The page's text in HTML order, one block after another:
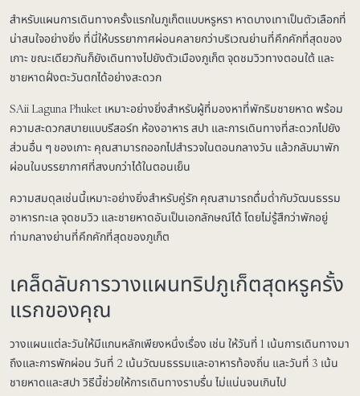
สำหรับแผนการเดินทางครั้งแรกในภูเก็ตแบบหรูหรา หาดบางเทาเป็นตัวเลือกที่
น่าสนใจอย่างยิ่ง ที่นี่ให้บรรยากาศผ่อนคลายกว่าบริเวณย่านที่คึกคักที่สุดของ
เกาะ ขณะเดียวกันก็ยังเดินทางไปยังตัวเมืองภูเก็ต จุดชมวิวทางตอนใต้ และ
ชายหาดฝั่งตะวันตกได้อย่างสะดวก
SAii Laguna Phuket เหมาะอย่างยิ่งสำหรับผู้ที่มองหาที่พักริมชายหาด พร้อม
ความสะดวกสบายแบบรีสอร์ท ห้องอาหาร สปา และการเดินทางที่สะดวกไปยัง
ส่วนอื่น ๆ ของเกาะ คุณสามารถออกไปสำรวจในตอนกลางวัน แล้วกลับมาพัก
ผ่อนในบรรยากาศที่สงบกว่าได้ในตอนเย็น
ความสมดุลเช่นนี้เหมาะอย่างยิ่งสำหรับคู่รัก คุณสามารถดื่มด่ำกับวัฒนธรรม
อาหารทะเล จุดชมวิว และชายหาดอันเป็นเอกลักษณ์ได้ โดยไม่รู้สึกว่าพักอยู่
ท่ามกลางย่านที่คึกคักที่สุดของภูเก็ต
เคล็ดลับการวางแผนทริปภูเก็ตสุดหรูครั้ง
แรกของคุณ
วางแผนแต่ละวันให้มีแกนหลักเพียงหนึ่งเรื่อง เช่น ให้วันที่ 1 เน้นการเดินทางมา
ถึงและการพักผ่อน วันที่ 2 เน้นวัฒนธรรมและอาหารท้องถิ่น และวันที่ 3 เน้น
ชายหาดและสปา วิธีนี้ช่วยให้การเดินทางราบรื่น ไม่แน่นจนเกินไป